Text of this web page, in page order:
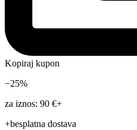
Kopiraj kupon
−25%
za iznos: 90 €+
+besplatna dostava